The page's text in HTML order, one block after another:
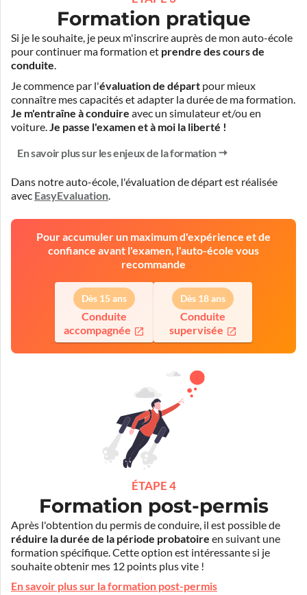
Formation pratique
Si je le souhaite, je peux m'inscrire auprès de mon auto-école
pour continuer ma formation et prendre des cours de
conduite.
Je commence par l'évaluation de départ pour mieux
connaître mes capacités et adapter la durée de ma formation.
Je m'entraîne à conduire avec un simulateur et/ou en
voiture.Je passe l'examen et à moi la liberté !
En savoir plus sur les enjeux de la formation
Dans notre auto-école, l'évaluation de départ est réalisée
avec EasyEvaluation.
Pour accumuler un maximum d'expérience et de
confiance avant l'examen, l'auto-école vous
recommande
Dès 15 ans
Conduite
accompagnée
Dès 18 ans
Conduite
supervisée
ÉTAPE 4
Formation post-permis
Après l'obtention du permis de conduire, il est possible de
réduire la durée de la période probatoire en suivant une
formation spécifique. Cette option est intéressante si je
souhaite obtenir mes 12 points plus vite !
En savoir plus sur la formation post-permis